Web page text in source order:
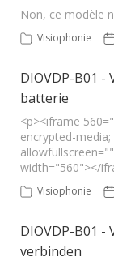
Non, ce modèle
Visiophonie
DIOVDP-B01 -
batterie
<p><iframe
encrypted-
width="560"></
Visiophonie
DIOVDP-B01 -
verbinden